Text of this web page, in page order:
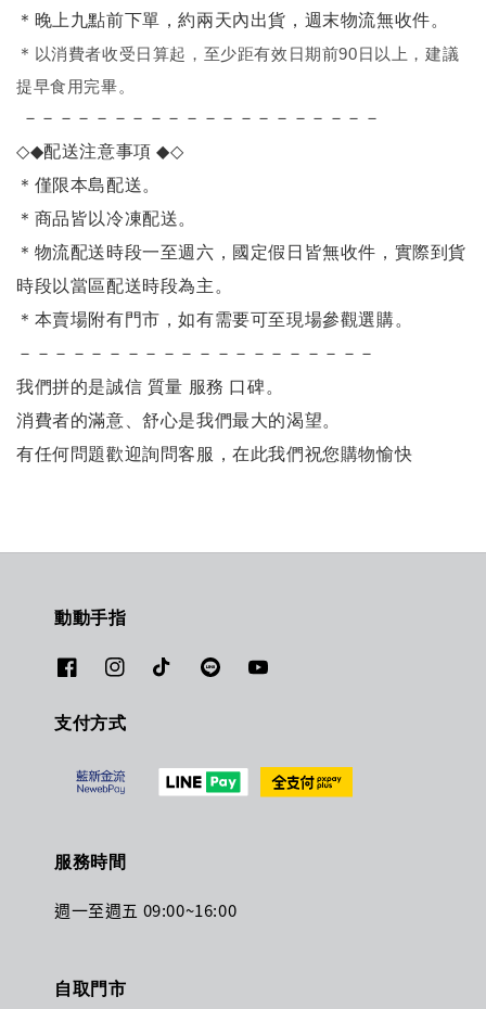
＊晚上九點前下單，約兩天內出貨，週末物流無收件。
＊ 以消費者收受日算起，至少距有效日期前90日以上，建議
提早食用完畢。
－－－－－－－－－－－－－－－－－－－－
◇◆配送注意事項◆◇
＊僅限本島配送。
＊商品皆以冷凍配送。
＊物流配送時段一至週六，國定假日皆無收件，實際到貨
時段以當區配送時段為主。
＊本賣場附有門市，如有需要可至現場參觀選購。
－－－－－－－－－－－－－－－－－－－－
我們拼的是誠信 質量 服務 口碑。
消費者的滿意、舒心是我們最大的渴望。
有任何問題歡迎詢問客服，在此我們祝您購物愉快
動動手指
支付方式
服務時間
週一至週五 09:00~16:00
自取門市